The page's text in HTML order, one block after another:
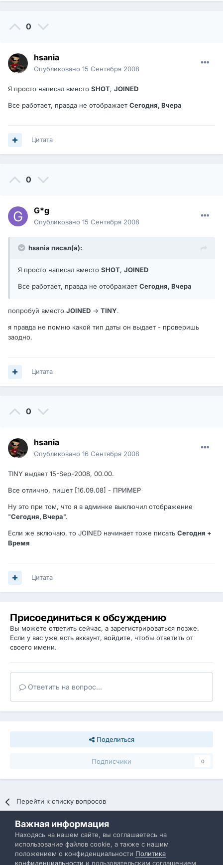
0
hsania
Опубликовано 15 Сентября 2008
Я просто написал вместо SHOT, JOINED
Все работает, правда не отображает Сегодня, Вчера
Цитата
0
G*g
Опубликовано 15 Сентября 2008
hsania писал(а):
Я просто написал вместо SHOT, JOINED
Все работает, правда не отображает Сегодня, Вчера
попробуй вместо JOINED -> TINY.
я правда не помню какой тип даты он выдает - проверишь
заодно.
Цитата
0
hsania
Опубликовано 16 Сентября 2008
TINY выдает 15-Sep-2008, 00.00.
Все отлично, пишет [16.09.08] - ПРИМЕР
Ну это при том, что я в админке выключил отображение
"Сегодня, Вчера".
Если же включаю, то JOINED начинает тоже писать Сегодня +
Время
Цитата
Присоединиться к обсуждению
Вы можете ответить сейчас, а зарегистрироваться позже.
Если у вас уже есть аккаунт, войдите, чтобы ответить от
своего имени.
Ответить на вопрос...
Поделиться
Подписчики 0
Перейти к списку вопросов
Политика конфиденциальности Обратная связь
IBResource
Powered by Invision Community
Важная информация
Находясь на нашем сайте, вы соглашаетесь на
использование файлов cookie, а также с нашим
положением о конфиденциальности Политика
конфиденциальности и пользовательским соглашением